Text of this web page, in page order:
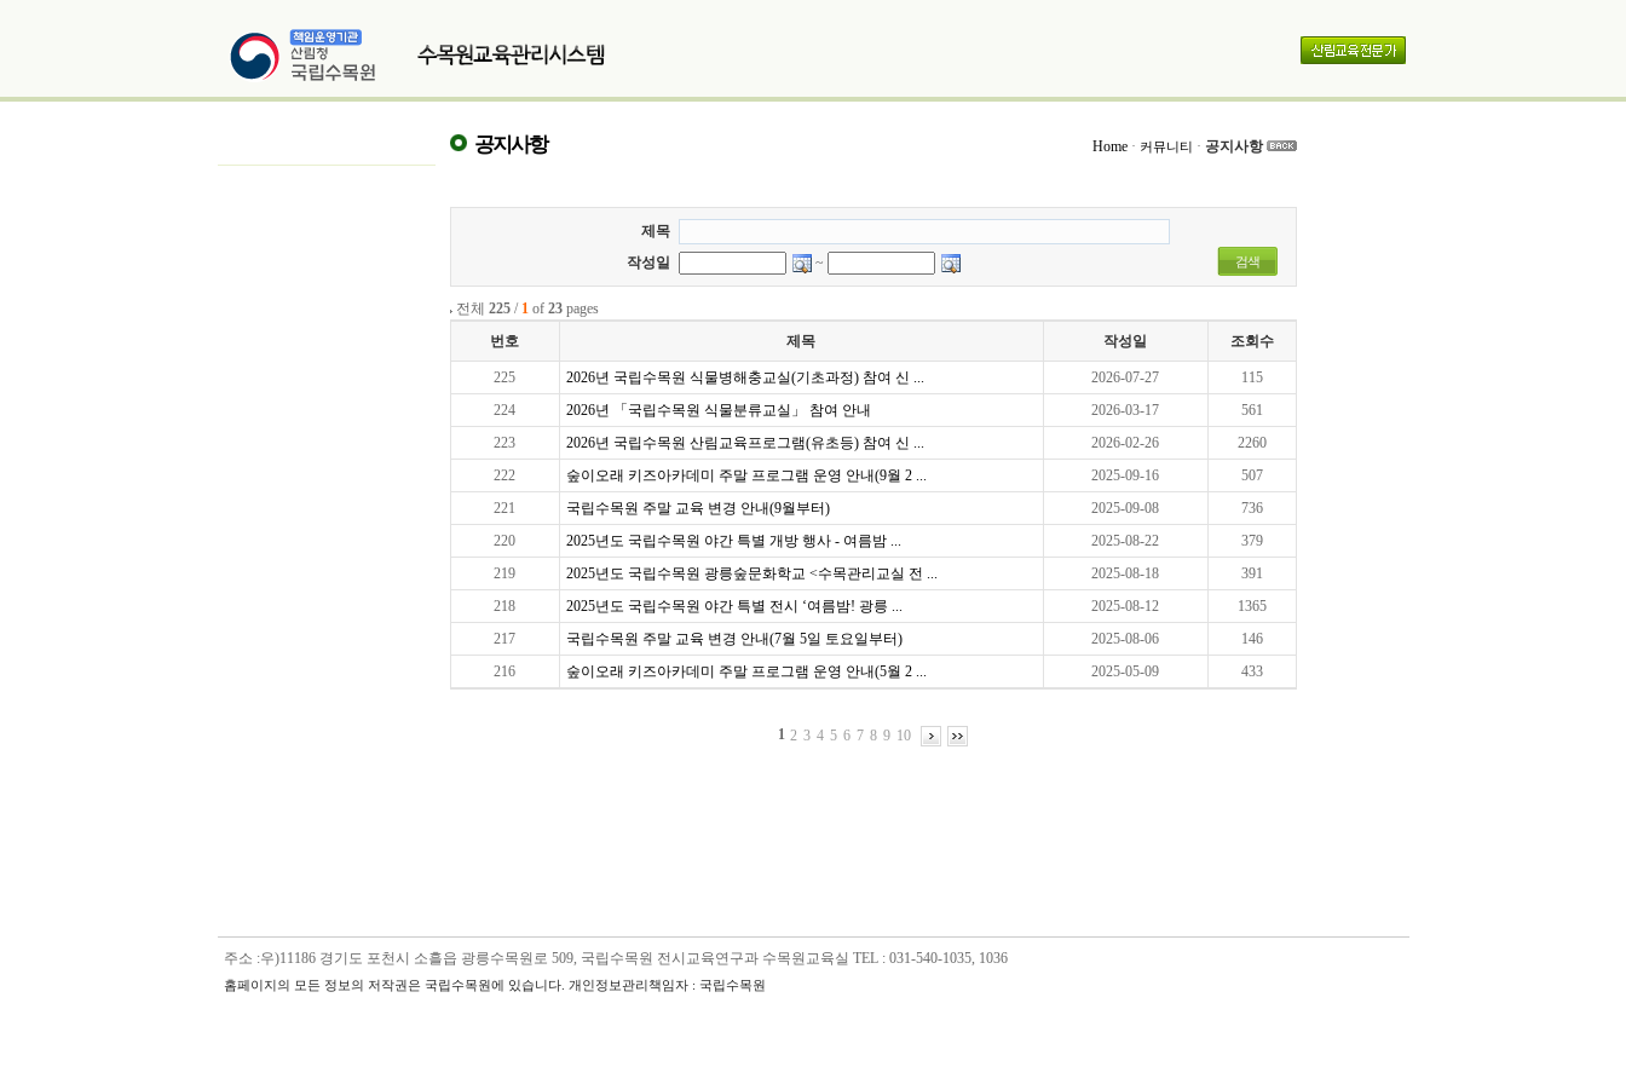
Home· 커뮤니티 · 공지사항
공지사항
제목
작성일
~ 검색
전체 225/ 1of 23pages
번호
제목 작성일 조회수
225 2026년 국립수목원 식물병해충교실(기초과정) 참여 신 ... 2026-07-27
115
224
2026년 「국립수목원 식물분류교실」 참여 안내 2026-03-17
561
223
2026년 국립수목원 산림교육프로그램(유초등) 참여 신 ... 2026-02-26
2260
222
숲이오래 키즈아카데미 주말 프로그램 운영 안내(9월 2 ... 2025-09-16
507
221
국립수목원 주말 교육 변경 안내(9월부터) 2025-09-08
736
220
2025년도 국립수목원 야간 특별 개방 행사 - 여름밤 ... 2025-08-22
379
219
2025년도 국립수목원 광릉숲문화학교 <수목관리교실 전 ... 2025-08-18
391
218
2025년도 국립수목원 야간 특별 전시 ‘여름밤! 광릉 ... 2025-08-12
1365
217
국립수목원 주말 교육 변경 안내(7월 5일 토요일부터) 2025-08-06
146
216
숲이오래 키즈아카데미 주말 프로그램 운영 안내(5월 2 ... 2025-05-09 433
1 2 3 4 5 6 7 8 9 10
주소 :우)11186 경기도 포천시 소흘읍 광릉수목원로 509, 국립수목원 전시교육연구과 수목원교육실 TEL : 031-540-1035, 1036
홈페이지의 모든 정보의 저작권은 국립수목원에 있습니다. 개인정보관리책임자 : 국립수목원